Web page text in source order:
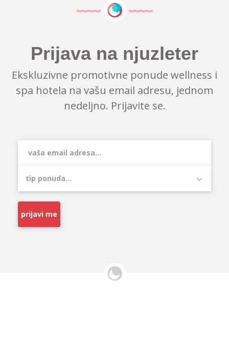
Prijava na njuzleter
Ekskluzivne promotivne ponude wellness i
spa hotela na vašu email adresu, jednom
nedeljno. Prijavite se.
prijavi me